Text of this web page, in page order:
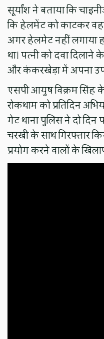
सूर्यांश ने बताया कि
कि हेलमेंट को काटकर वह
अगर हेलमेट नहीं लगाया
था। पत्नी को दवा
और कंकरखेड़ा में अपना
एसपी आयुष विक्रम सिंह
रोकथाम को प्रतिदिन
गेट थाना पुलिस ने दो दिन
चरखी के साथ गिरफ्तार
प्रयोग करने वालों के